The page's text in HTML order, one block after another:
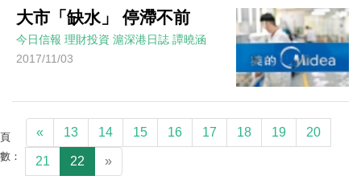
大市「缺水」 停滯不前
今日信報 理財投資 滬深港日誌 譚曉涵
2017/11/03
頁
數：
« 13 14 15 16 17 18 19 20
21 22 »